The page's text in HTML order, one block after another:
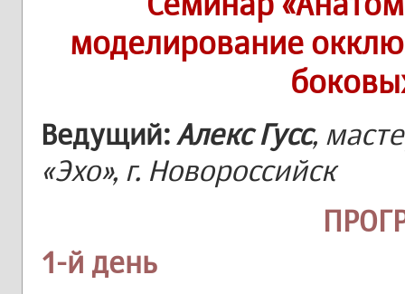
моделирование
Ведущий:Алекс Гусс,
«Эхо», г. Новороссийск
1-й день